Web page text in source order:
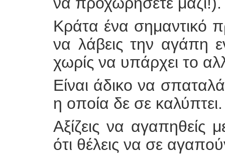
Κράτα ένα σημαντικό
να λάβεις την αγάπη
χωρίς να υπάρχει το
Είναι άδικο να
η οποία δε σε καλύπτει.
Αξίζεις να αγαπηθείς
ότι θέλεις να σε